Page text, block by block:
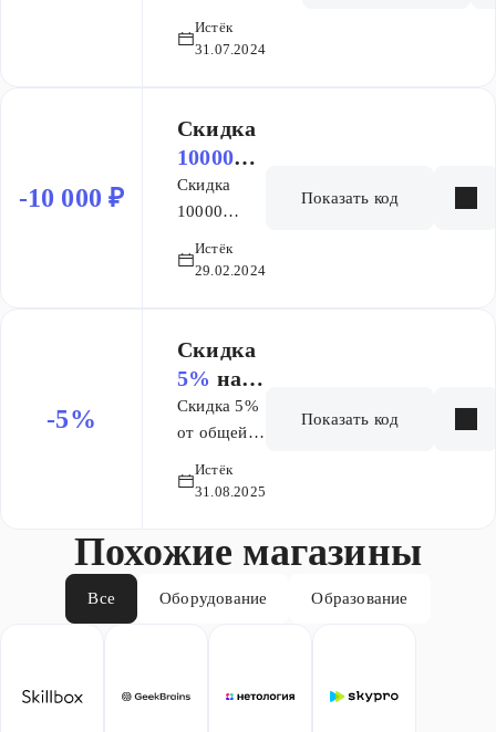
"Директор по
суммируется со
скидками на
сайте.
курсы ("SMM-
маркетолог",
"Менеджер по
маркетплейсам",
"B2B
"Директор по
суммируется со
скидками на
сайте.
Истёк
31.07.2024
-10 000 ₽
Скидка
10000
рублей
на курс
Influenc
e
Скидка
10000
курс
Истёк
29.02.2024
Показать код
-5%
Скидка
5% на
покупку
курсов.
Скидка 5%
от общей
курсов.
при
оставлении
Истёк
31.08.2025
Показать код
Похожие магазины
Все Оборудование Образование